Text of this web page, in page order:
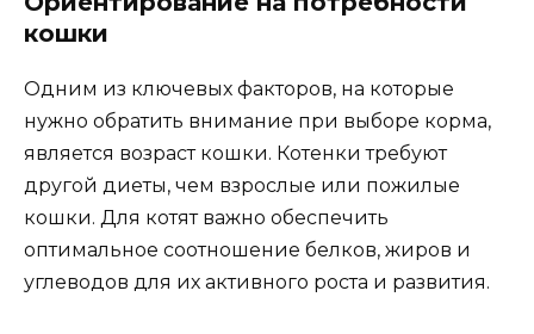
кошки
Одним из ключевых факторов, на которые
нужно обратить внимание при выборе корма,
является возраст кошки. Котенки требуют
другой диеты, чем взрослые или пожилые
кошки. Для котят важно обеспечить
оптимальное соотношение белков, жиров и
углеводов для их активного роста и развития.